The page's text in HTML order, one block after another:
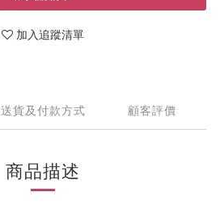
加入追蹤清單
送貨及付款方式 顧客評價
商品描述